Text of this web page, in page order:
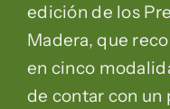
edición de los
Madera, que
en cinco
de contar con un